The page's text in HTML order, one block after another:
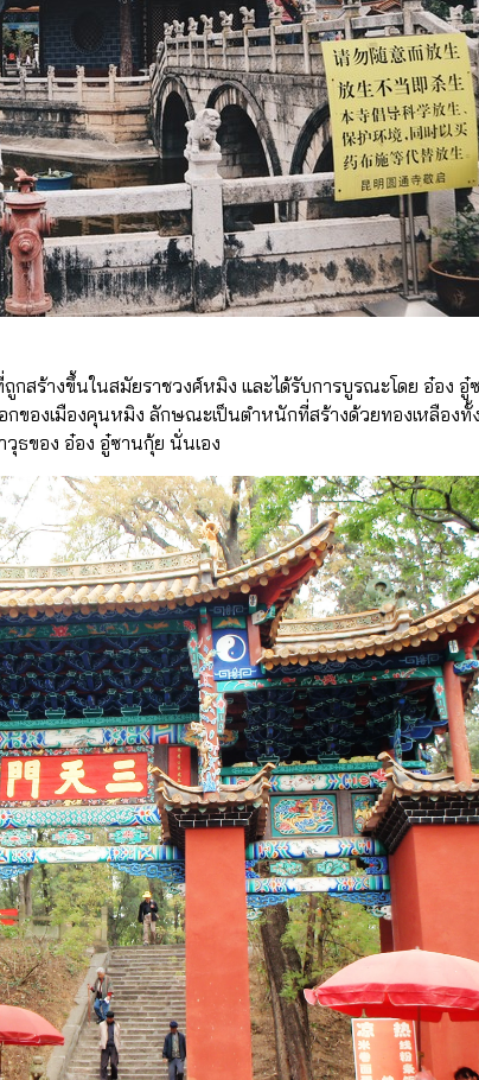
สร้างขึ้นในสมัยราชวงศ์หมิง และได้รับการบูรณะโดย อ๋อง
องเมืองคุนหมิง ลักษณะเป็นตำหนักที่สร้างด้วยทองเหลืองทั้ง
ธของ อ๋อง อู๋ซานกุ้ย นั่นเอง